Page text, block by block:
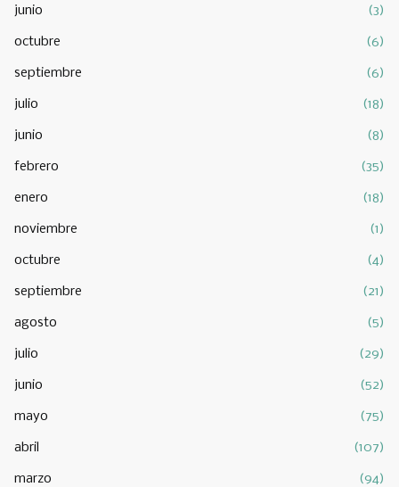
junio (3)
octubre (6)
septiembre (6)
julio (18)
junio (8)
febrero (35)
enero (18)
noviembre (1)
octubre (4)
septiembre (21)
agosto (5)
julio (29)
junio (52)
mayo (75)
abril (107)
marzo (94)